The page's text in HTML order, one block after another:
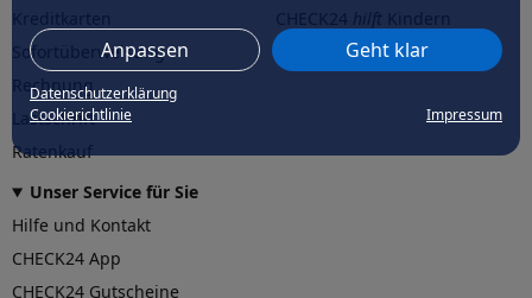
Anpassen Geht klar
Datenschutzerklärung
Cookierichtlinie
Impressum
Sofortüberweisung
Rechnung
Lastschrift
Ratenkauf
CHECK24hilftder Natur
Unser Service für Sie
Hilfe und Kontakt
CHECK24 App
CHECK24 Gutscheine